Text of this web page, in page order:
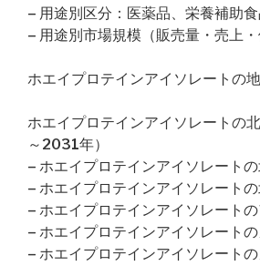
– 用途別区分：医薬品、栄養補助
– 用途別市場規模（販売量・売上・
ホエイプロテインアイソレートの
ホエイプロテインアイソレートの
～2031年）
– ホエイプロテインアイソレート
– ホエイプロテインアイソレート
– ホエイプロテインアイソレート
– ホエイプロテインアイソレート
– ホエイプロテインアイソレート